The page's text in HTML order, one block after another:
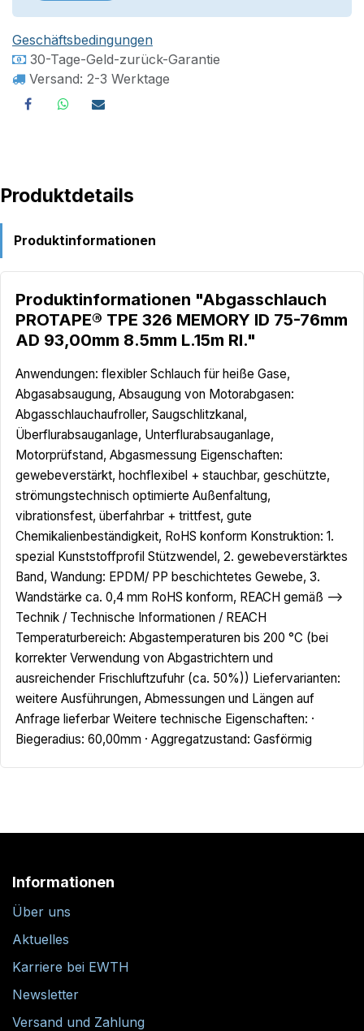
Geschäftsbedingungen
30-Tage-Geld-zurück-Garantie
Versand: 2-3 Werktage
Produktdetails
Produktinformationen
Produktinformationen "Abgasschlauch
PROTAPE® TPE 326 MEMORY ID 75-76mm
AD 93,00mm 8.5mm L.15m Rl."
Anwendungen: flexibler Schlauch für heiße Gase,
Abgasabsaugung, Absaugung von Motorabgasen:
Abgasschlauchaufroller, Saugschlitzkanal,
Überflurabsauganlage, Unterflurabsauganlage,
Motorprüfstand, Abgasmessung Eigenschaften:
gewebeverstärkt, hochflexibel + stauchbar, geschützte,
strömungstechnisch optimierte Außenfaltung,
vibrationsfest, überfahrbar + trittfest, gute
Chemikalienbeständigkeit, RoHS konform Konstruktion: 1.
spezial Kunststoffprofil Stützwendel, 2. gewebeverstärktes
Band, Wandung: EPDM/ PP beschichtetes Gewebe, 3.
Wandstärke ca. 0,4 mm RoHS konform, REACH gemäß -->
Technik / Technische Informationen / REACH
Temperaturbereich: Abgastemperaturen bis 200 °C (bei
korrekter Verwendung von Abgastrichtern und
ausreichender Frischluftzufuhr (ca. 50%)) Liefervarianten:
weitere Ausführungen, Abmessungen und Längen auf
Anfrage lieferbar Weitere technische Eigenschaften: ·
Biegeradius: 60,00mm · Aggregatzustand: Gasförmig
Informationen
Über uns
Aktuelles
Karriere bei EWTH
Newsletter
Versand und Zahlung